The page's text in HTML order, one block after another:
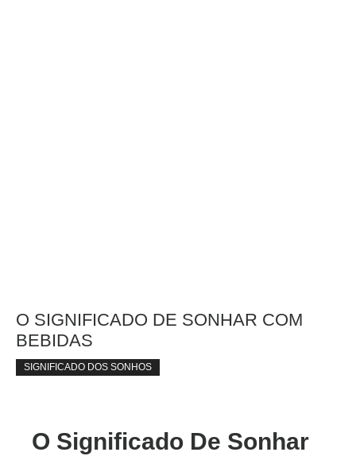
O SIGNIFICADO DE SONHAR COM
BEBIDAS
SIGNIFICADO DOS SONHOS
O Significado De Sonhar